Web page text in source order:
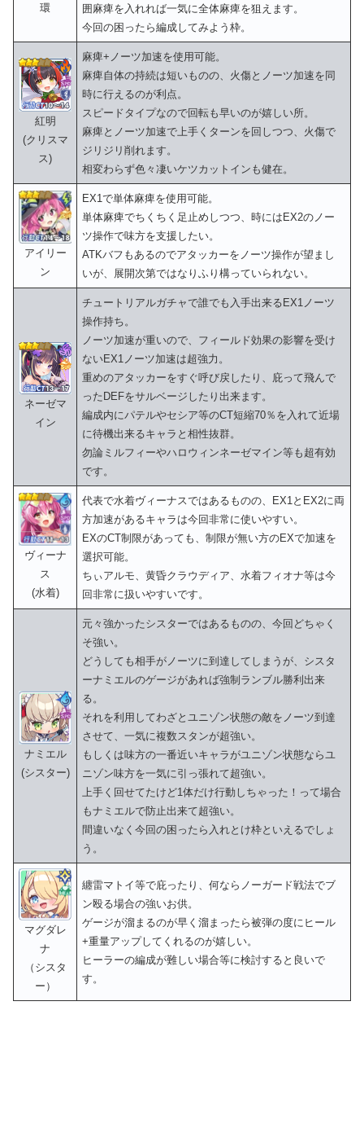
環
囲麻痺を入れれば一気に全体麻痺を狙えます。
今回の困ったら編成してみよう枠。
紅明
(クリスマ
ス)
麻痺+ノーツ加速を使用可能。
麻痺自体の持続は短いものの、火傷とノーツ加速を同
時に行えるのが利点。
スピードタイプなので回転も早いのが嬉しい所。
麻痺とノーツ加速で上手くターンを回しつつ、火傷で
ジリジリ削れます。
相変わらず色々凄いケツカットインも健在。
アイリー
ン
EX1で単体麻痺を使用可能。
単体麻痺でちくちく足止めしつつ、時にはEX2のノー
ツ操作で味方を支援したい。
ATKバフもあるのでアタッカーをノーツ操作が望まし
いが、展開次第ではなりふり構っていられない。
ネーゼマ
イン
チュートリアルガチャで誰でも入手出来るEX1ノーツ
操作持ち。
ノーツ加速が重いので、フィールド効果の影響を受け
ないEX1ノーツ加速は超強力。
重めのアタッカーをすぐ呼び戻したり、庇って飛んで
ったDEFをサルベージしたり出来ます。
編成内にパテルやセシア等のCT短縮70％を入れて近場
に待機出来るキャラと相性抜群。
勿論ミルフィーやハロウィンネーゼマイン等も超有効
です。
ヴィーナ
ス
(水着)
代表で水着ヴィーナスではあるものの、EX1とEX2に両
方加速があるキャラは今回非常に使いやすい。
EXのCT制限があっても、制限が無い方のEXで加速を
選択可能。
ちぃアルモ、黄昏クラウディア、水着フィオナ等は今
回非常に扱いやすいです。
ナミエル
(シスター)
元々強かったシスターではあるものの、今回どちゃく
そ強い。
どうしても相手がノーツに到達してしまうが、シスタ
ーナミエルのゲージがあれば強制ランブル勝利出来
る。
それを利用してわざとユニゾン状態の敵をノーツ到達
させて、一気に複数スタンが超強い。
もしくは味方の一番近いキャラがユニゾン状態ならユ
ニゾン味方を一気に引っ張れて超強い。
上手く回せてたけど1体だけ行動しちゃった！って場合
もナミエルで防止出来て超強い。
間違いなく今回の困ったら入れとけ枠といえるでしょ
う。
マグダレ
ナ
（シスタ
ー）
纏雷マトイ等で庇ったり、何ならノーガード戦法でブ
ン殴る場合の強いお供。
ゲージが溜まるのが早く溜まったら被弾の度にヒール
+重量アップしてくれるのが嬉しい。
ヒーラーの編成が難しい場合等に検討すると良いで
す。